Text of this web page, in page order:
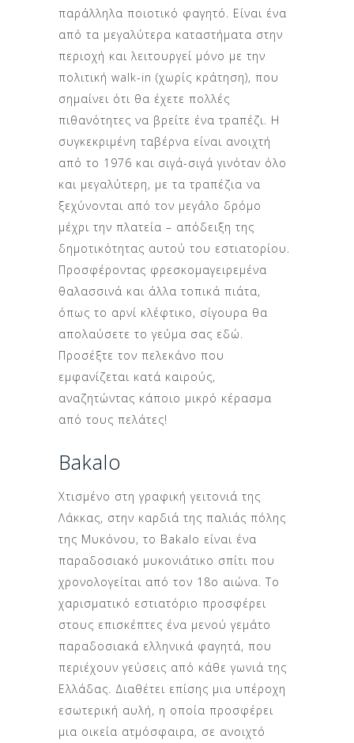
παράλληλα ποιοτικό φαγητό. Είναι ένα
από τα μεγαλύτερα καταστήματα στην
περιοχή και λειτουργεί μόνο με την
πολιτική walk-in (χωρίς κράτηση), που
σημαίνει ότι θα έχετε πολλές
πιθανότητες να βρείτε ένα τραπέζι. Η
συγκεκριμένη ταβέρνα είναι ανοιχτή
από το 1976 και σιγά-σιγά γινόταν όλο
και μεγαλύτερη, με τα τραπέζια να
ξεχύνονται από τον μεγάλο δρόμο
μέχρι την πλατεία – απόδειξη της
δημοτικότητας αυτού του εστιατορίου.
Προσφέροντας φρεσκομαγειρεμένα
θαλασσινά και άλλα τοπικά πιάτα,
όπως το αρνί κλέφτικο, σίγουρα θα
απολαύσετε το γεύμα σας εδώ.
Προσέξτε τον πελεκάνο που
εμφανίζεται κατά καιρούς,
αναζητώντας κάποιο μικρό κέρασμα
από τους πελάτες!
Bakalo
Χτισμένο στη γραφική γειτονιά της
Λάκκας, στην καρδιά της παλιάς πόλης
της Μυκόνου, το Bakalo είναι ένα
παραδοσιακό μυκονιάτικο σπίτι που
χρονολογείται από τον 18ο αιώνα. Το
χαρισματικό εστιατόριο προσφέρει
στους επισκέπτες ένα μενού γεμάτο
παραδοσιακά ελληνικά φαγητά, που
περιέχουν γεύσεις από κάθε γωνιά της
Ελλάδας. Διαθέτει επίσης μια υπέροχη
εσωτερική αυλή, η οποία προσφέρει
μια οικεία ατμόσφαιρα, σε ανοιχτό